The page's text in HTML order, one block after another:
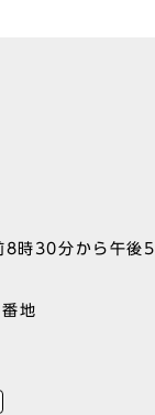
8時30分から午
地